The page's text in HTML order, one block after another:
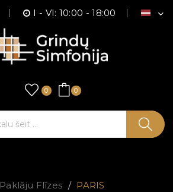
I - VI: 10:00 - 18:00
0 0
Paklāju Flīzes PARIS